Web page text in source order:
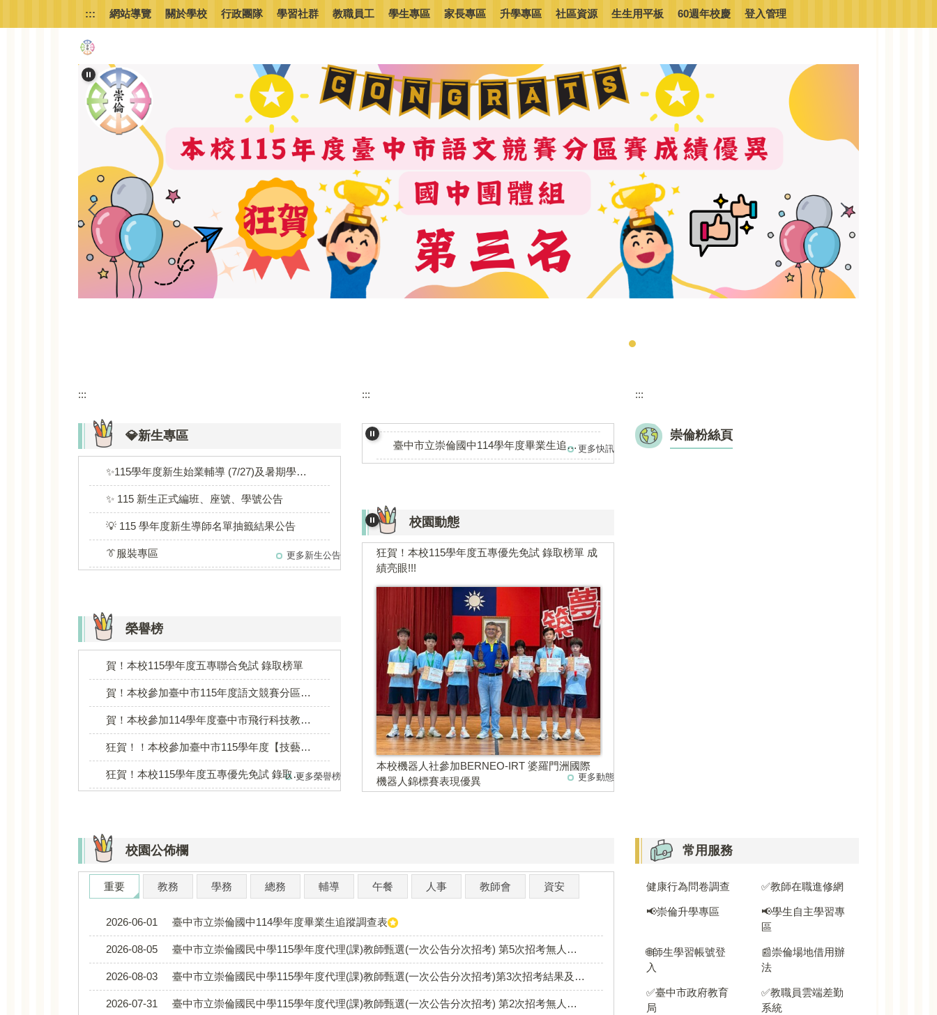
到
::: 網站導覽 關於學校 行政團隊 學習社群 教職員工 學生專區 家長專區 升學專區 社區資源 生生用平板 60週年校慶 登入管理
:::
💎新生專區
✨115學年度新生始業輔導 (7/27)及暑期學藝輔導 (7/28-8/14)
✨ 115 新生正式編班、座號、學號公告
💡 115 學年度新生導師名單抽籤結果公告
👔服裝專區 更多新生公告
榮譽榜
賀！本校115學年度五專聯合免試 錄取榜單
賀！本校參加臺中市115年度語文競賽分區賽成績優異(客語)
賀！本校參加114學年度臺中市飛行科技教育無人機足球競賽 榮獲國中組佳作
狂賀！！本校參加臺中市115學年度【技藝優良】甄審成績亮眼！
狂賀！本校115學年度五專優先免試 錄取榜單 成績亮眼!!! 更多榮譽榜
:::
臺中市立崇倫國中114學年度畢業生追蹤調查表
🎯115學年度教科書選用版本
更多快訊
校園動態
競賽 榮獲國中組佳作
績亮眼!!!
本校機器人社參加BERNEO-IRT 婆羅門洲國際
機器人錦標賽表現優異
114學年度 第二學期第二次段考優異---滿分特別
獎
更多動態
:::
崇倫粉絲頁
校園公佈欄
重要 教務 學務 總務 輔導 午餐 人事 教師會 資安
2026-06-01 臺中市立崇倫國中114學年度畢業生追蹤調查表
2026-08-05 臺中市立崇倫國民中學115學年度代理(課)教師甄選(一次公告分次招考) 第5次招考無人報名，如需續辦下一階段招考再另行公告
2026-08-03 臺中市立崇倫國民中學115學年度代理(課)教師甄選(一次公告分次招考)第3次招考結果及續辦第4次招考
2026-07-31 臺中市立崇倫國民中學115學年度代理(課)教師甄選(一次公告分次招考) 第2次招考無人報名，續辦第3次招考
常用服務
健康行為問卷調查 ✅教師在職進修網
📢崇倫升學專區
📢學生自主學習專
區
🌐師生學習帳號登
入
📰崇倫場地借用辦
法
✅臺中市政府教育
局
✅教職員雲端差勤
系統